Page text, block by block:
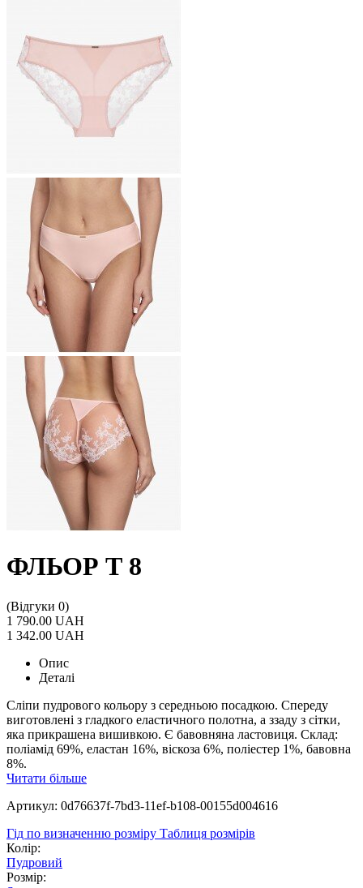
ФЛЬОР Т 8
(Відгуки 0)
1 790.00 UAH
1 342.00 UAH
Опис
Деталі
Сліпи пудрового кольору з середньою посадкою. Спереду
виготовлені з гладкого еластичного полотна, а ззаду з сітки,
яка прикрашена вишивкою. Є бавовняна ластовиця. Склад:
поліамід 69%, еластан 16%, віскоза 6%, поліестер 1%, бавовна
8%.
Читати більше
Артикул: 0d76637f-7bd3-11ef-b108-00155d004616
Гід по визначенню розміру Таблиця розмірів
Колір:
Пудровий
Розмір: